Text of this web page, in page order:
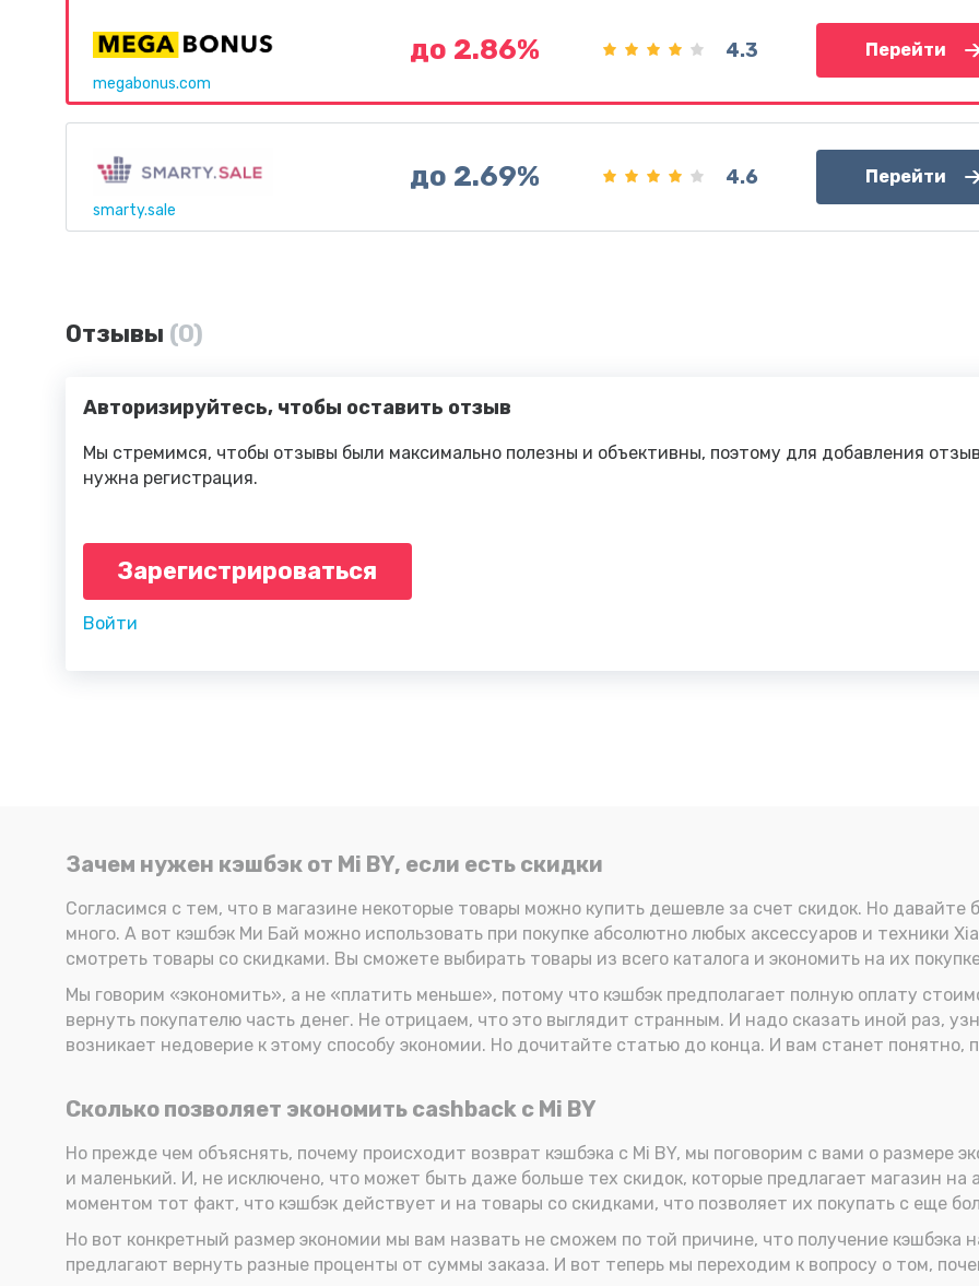
megabonus.com
до 2.86% 4.3 Перейти
smarty.sale
до 2.69% 4.6 Перейти
Отзывы (0)
Авторизируйтесь, чтобы оставить отзыв
Мы стремимся, чтобы отзывы были максимально полезны и объективны, поэтому для добавления
нужна регистрация.
Зарегистрироваться
Войти
Зачем нужен кэшбэк от Mi BY, если есть скидки
Согласимся с тем, что в магазине некоторые товары можно купить дешевле за счет скидок. Но
много. А вот кэшбэк Ми Бай можно использовать при покупке абсолютно любых аксессуаров и техники
смотреть товары со скидками. Вы сможете выбирать товары из всего каталога и экономить на их
Мы говорим «экономить», а не «платить меньше», потому что кэшбэк предполагает полную оплату
вернуть покупателю часть денег. Не отрицаем, что это выглядит странным. И надо сказать иной раз,
возникает недоверие к этому способу экономии. Но дочитайте статью до конца. И вам станет понятно,
Сколько позволяет экономить cashback с Mi BY
Но прежде чем объяснять, почему происходит возврат кэшбэка с Mi BY, мы поговорим с вами о размере
и маленький. И, не исключено, что может быть даже больше тех скидок, которые предлагает магазин
моментом тот факт, что кэшбэк действует и на товары со скидками, что позволяет их покупать с еще
Но вот конкретный размер экономии мы вам назвать не сможем по той причине, что получение кэшбэка
предлагают вернуть разные проценты от суммы заказа. И вот теперь мы переходим к вопросу о том,